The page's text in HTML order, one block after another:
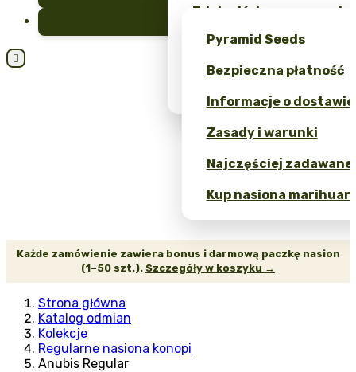
Zdobądź darmowe
Pyramid Seeds
Bezpieczna płatność
Informacje o dostawie
Zasady i warunki
Najczęściej zadawane
Kup nasiona

Każde zamówienie zawiera bonus i darmową paczkę nasion
(1–50 szt.). Szczegóły w koszyku →
Strona główna
Katalog odmian
Kolekcje
Regularne nasiona konopi
Anubis Regular